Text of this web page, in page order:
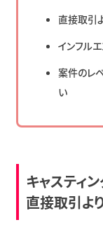
直接取引
インフル
案件のレ
い
キャスティ
直接取引よ